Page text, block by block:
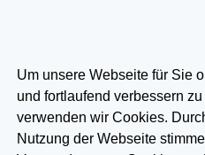
Um unsere Webseite für Sie
und fortlaufend verbessern
verwenden wir Cookies.
Nutzung der Webseite
07121 333033
info@tanzen-und-spass.de
Besuchen Sie uns auf: